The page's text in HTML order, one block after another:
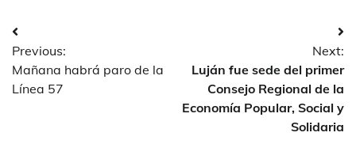
Navegación
de
entradas
Previous:
Mañana habrá paro de la
Línea 57
Next:
Luján fue sede del primer
Consejo Regional de la
Economía Popular, Social y
Solidaria